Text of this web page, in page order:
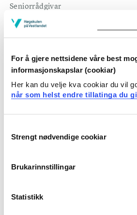
For å gjere nettsidene våre best
informasjonskapslar (cookiar)
Her kan du velje kva cookiar du vil
når som helst endre tillatinga du
Selection
Strengt nødvendige cookiar
Brukarinnstillingar
Statistikk
Seniorrådgivar
Studieadministrasjon, FHS
Studieadministrasjon, FHS
Helene Holsen Foss
Seniorkonsulent
Hilde Kristin Tveit
Seniorrådgivar
Studieadministrasjon, FHS